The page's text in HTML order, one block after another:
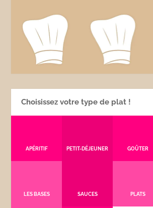
Choisissez votre type de plat !
APÉRITIF PETIT-DÉJEUNER GOÛTER
LES BASES SAUCES PLATS